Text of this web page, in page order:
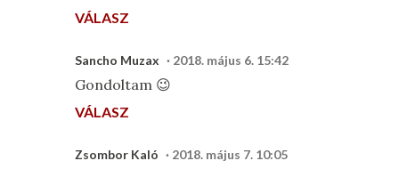
VÁLASZ
Sancho Muzax 2018. május 6. 15:42
Gondoltam 😉
VÁLASZ
Zsombor Kaló 2018. május 7. 10:05